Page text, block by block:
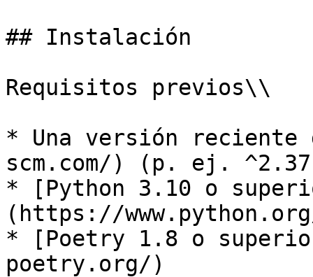
## Instalación
Requisitos previos\\
* Una versión
scm.com/) (p. ej.
* [Python 3.10 o
(https://
* [Poetry 1.8 o
poetry.org/)